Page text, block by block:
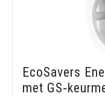
EcoSavers
met